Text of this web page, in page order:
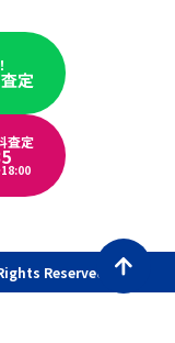
定
査定
Reserved.